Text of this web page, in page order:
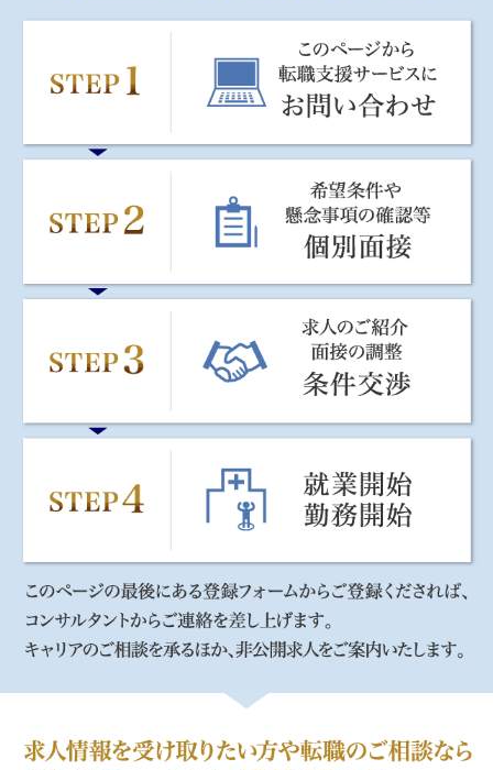
このページから転職支援サービスにお問い合わせ